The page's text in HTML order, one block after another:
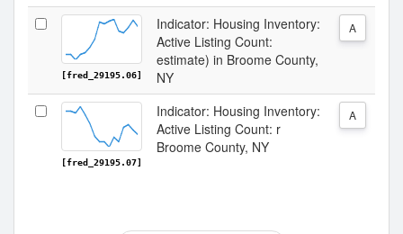
[fred_29195.06]
Indicator: Housing Inventory:
Active Listing Count:
estimate) in Broome County,
NY
A
[fred_29195.07]
Indicator: Housing Inventory:
Active Listing Count: r
Broome County, NY
A